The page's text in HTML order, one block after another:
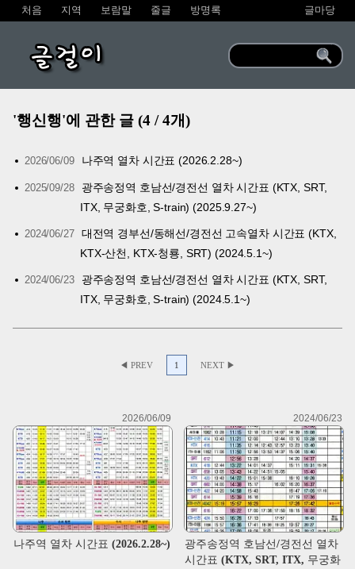
처음 지역 보람말 줄글 방명록 글마당
글걸이
'행신행'에 관한 글 (4 / 4개)
2026/06/09 나주역 열차 시간표 (2026.2.28~)
2025/09/28
광주송정역 호남선/경전선 열차 시간표 (KTX, SRT,
ITX, 무궁화호, S-train) (2025.9.27~)
2024/06/27
대전역 경부선/동해선/경전선 고속열차 시간표 (KTX,
KTX-산천, KTX-청룡, SRT) (2024.5.1~)
2024/06/23
광주송정역 호남선/경전선 열차 시간표 (KTX, SRT,
ITX, 무궁화호, S-train) (2024.5.1~)
◀ PREV 1 NEXT ▶
2026/06/09
나주역 열차 시간표 (2026.2.28~)
2024/06/23
광주송정역 호남선/경전선 열차
시간표 (KTX, SRT, ITX, 무궁화